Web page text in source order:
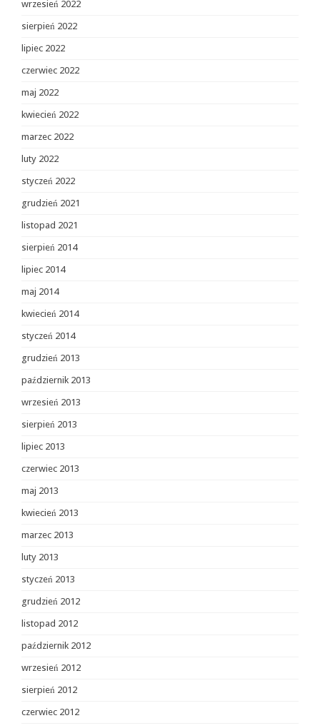
wrzesień 2022
sierpień 2022
lipiec 2022
czerwiec 2022
maj 2022
kwiecień 2022
marzec 2022
luty 2022
styczeń 2022
grudzień 2021
listopad 2021
sierpień 2014
lipiec 2014
maj 2014
kwiecień 2014
styczeń 2014
grudzień 2013
październik 2013
wrzesień 2013
sierpień 2013
lipiec 2013
czerwiec 2013
maj 2013
kwiecień 2013
marzec 2013
luty 2013
styczeń 2013
grudzień 2012
listopad 2012
październik 2012
wrzesień 2012
sierpień 2012
czerwiec 2012